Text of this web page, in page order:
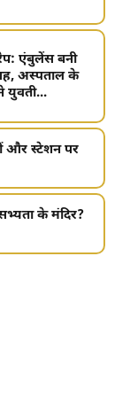
एंबुलेंस बनी
अस्पताल के
युवती...
और स्टेशन पर
के मंदिर?